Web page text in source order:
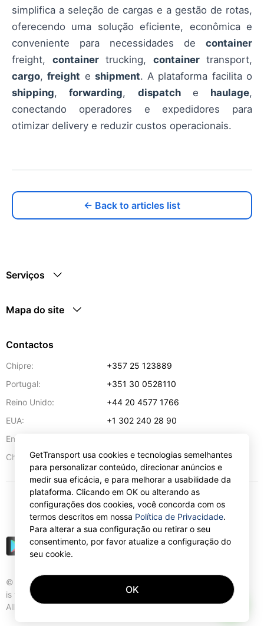
simplifica a seleção de cargas e a gestão de rotas,
oferecendo uma solução eficiente, econômica e
conveniente para necessidades de container
freight, containertrucking, containertransport,
cargo,freight e shipment. A plataforma facilita o
shipping,forwarding, dispatche haulage,
conectando operadores e expedidores para
otimizar delivery e reduzir custos operacionais.
← Back to articles list
Serviços
Mapa do site
Contactos
Chipre:
+357 25 123889
Portugal:
+351 30 0528110
Reino Unido:
+44 20 4577 1766
EUA:
+1 302 240 28 90
Endereço de e-mail:
Chipre:
57 Spyrou Kyprianou,Lárnaca 6051
© Gettransport International Limited. GetTransport®
is trademark of Gettransport International Limited.
All rights reserved.
EUR
GetTransport usa cookies e tecnologias semelhantes
para personalizar conteúdo, direcionar anúncios e
medir sua eficácia, e para melhorar a usabilidade da
plataforma. Clicando em OK ou alterando as
configurações dos cookies, você concorda com os
termos descritos em nossa Política de Privacidade.
Para alterar a sua configuração ou retirar o seu
consentimento, por favor atualize a configuração do
seu cookie.
OK
AI